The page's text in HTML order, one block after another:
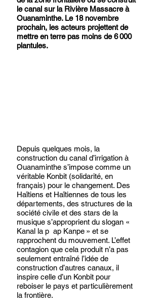
le canal sur la Rivière Massacre à
Ouanaminthe. Le 18 novembre
prochain, les acteurs projettent de
mettre en terre pas moins de 6 000
plantules.
Depuis quelques mois, la
construction du canal d’irrigation à
Ouanaminthe s’impose comme un
véritable Konbit (solidarité, en
français) pour le changement. Des
Haïtiens et Haïtiennes de tous les
départements, des structures de la
société civile et des stars de la
musique s’approprient du slogan «
Kanal la p  ap Kanpe » et se
rapprochent du mouvement. L’effet
contagion que cela produit n’a pas
seulement entraîné l’idée de
construction d’autres canaux, il
inspire celle d’un Konbit pour
reboiser le pays et particulièrement
la frontière.